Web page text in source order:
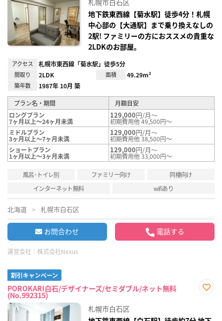
録
地下鉄東西線【菊水駅】徒歩4分！札幌
中心部の【大通駅】まで乗り換えなしの
2駅! ファミリーの方におススメの貴重な
2LDKのお部屋。
アクセス 札幌市東西線「菊水駅」徒歩5分
間取り 2LDK 面積 49.29m²
築年数 1987年 10月 築
プラン名・期間
月額目安
ロングプラン
7ヶ月以上～24ヶ月未満
129,000円/月～
初期費用他 49,500円～
ミドルプラン
3ヶ月以上～7ヶ月未満
129,000円/月～
初期費用他 38,500円～
ショートプラン
1ヶ月以上～3ヶ月未満
129,000円/月～
初期費用他 33,000円～
風呂･トイレ別 ファミリー向け
同棲向け
インターネット無料
wifiあり
北海道 札幌市白石区
お問合わせ 電話する
運営会社： 株式会社Nexus
割引キャンペーン
POROKARI白石/デザイナーズ/セミダブル/ネット無料
(No.992315)
札幌市白石区